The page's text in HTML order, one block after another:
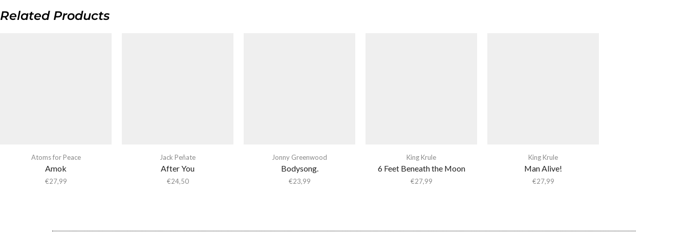
Related Products
Atoms for Peace
Amok
€27,99
Jack Peñate
After You
€24,50
Jonny Greenwood
Bodysong.
€23,99
King Krule
6 Feet Beneath the Moon
€27,99
King Krule
Man Alive!
€27,99